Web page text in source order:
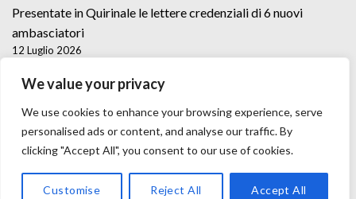
We value your privacy
We use cookies to enhance your browsing experience, serve
personalised ads or content, and analyse our traffic. By
clicking "Accept All", you consent to our use of cookies.
Customise Reject All Accept All
Presentate in Quirinale le lettere credenziali di 6 nuovi
ambasciatori
12 Luglio 2026
Lettere credenziali di 5 nuovi Ambasciatori